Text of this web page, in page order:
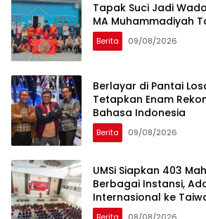
Tapak Suci Jadi
MA Muhammadiyah
Berita 09/08/2026
Berlayar di Pantai
Tetapkan Enam
Bahasa Indonesia
Berita 09/08/2026
UMSi Siapkan 403
Berbagai Instansi,
Internasional ke
Berita 08/08/2026